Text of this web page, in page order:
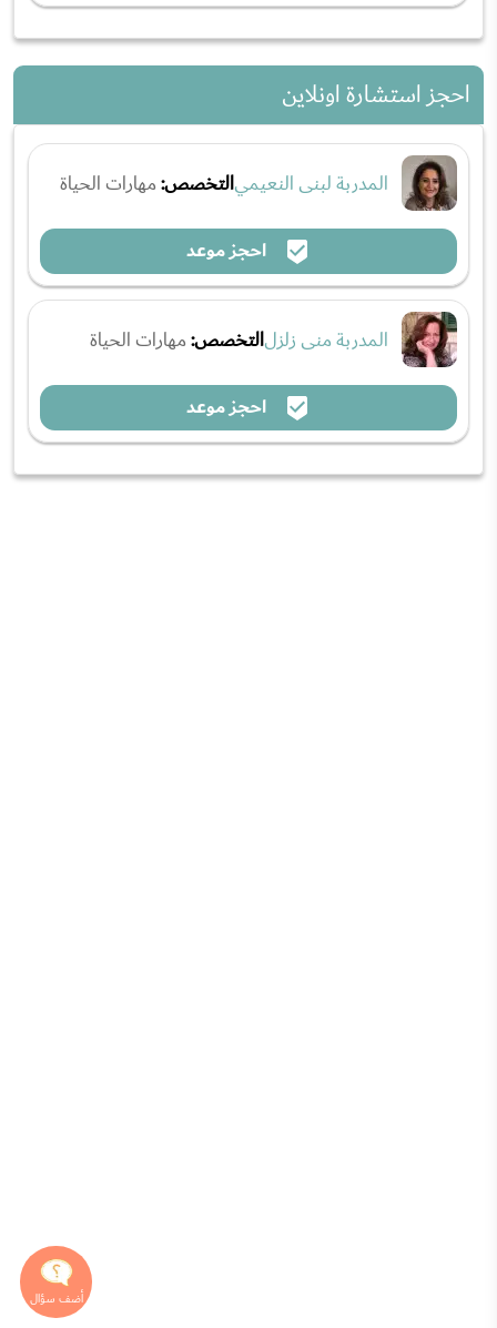
احجز استشارة اونلاين
المدربة لبنى النعيميالتخصص:مهارات الحياة
احجز موعد
المدربة منى زلزلالتخصص:مهارات الحياة
احجز موعد